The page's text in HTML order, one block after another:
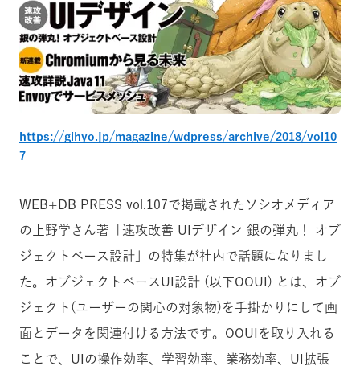
https://gihyo.jp/magazine/wdpress/archive/2018/vol10
7
WEB+DB PRESS vol.107で掲載されたソシオメディア
の上野学さん著「速攻改善 UIデザイン 銀の弾丸！ オブ
ジェクトベース設計」の特集が社内で話題になりまし
た。オブジェクトベースUI設計 (以下OOUI) とは、オブ
ジェクト(ユーザーの関心の対象物)を手掛かりにして画
面とデータを関連付ける方法です。OOUIを取り入れる
ことで、UIの操作効率、学習効率、業務効率、UI拡張